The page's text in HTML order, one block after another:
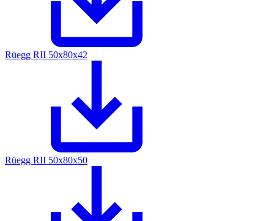
Rüegg RII 50x80x42
Rüegg RII 50x80x50